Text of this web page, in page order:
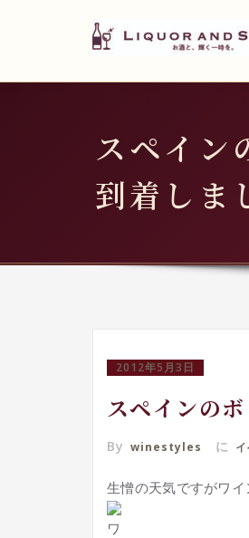
LIQUOR
世界のリカーショップ
スペイン
到着しま
2012年5月3日
スペインの
By winestyles に
生憎の天気ですがワ